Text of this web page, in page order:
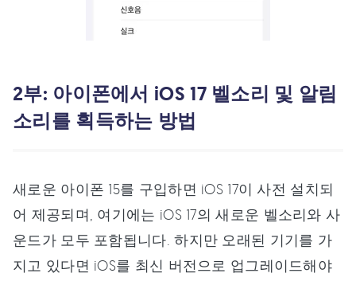
2부: 아이폰에서 iOS 17 벨소리 및 알림
소리를 획득하는 방법
새로운 아이폰 15를 구입하면 iOS 17이 사전 설치되
어 제공되며, 여기에는 iOS 17의 새로운 벨소리와 사
운드가 모두 포함됩니다. 하지만 오래된 기기를 가
지고 있다면 iOS를 최신 버전으로 업그레이드해야